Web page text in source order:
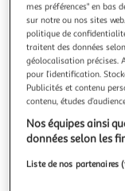
4.6
mes préférences" en bas
sur notre ou nos sites
politique de
traitent des données
géolocalisation précises.
pour l’identification.
Publicités et contenu
contenu, études
Nos équipes ainsi
données selon les
Liste de nos partenaires